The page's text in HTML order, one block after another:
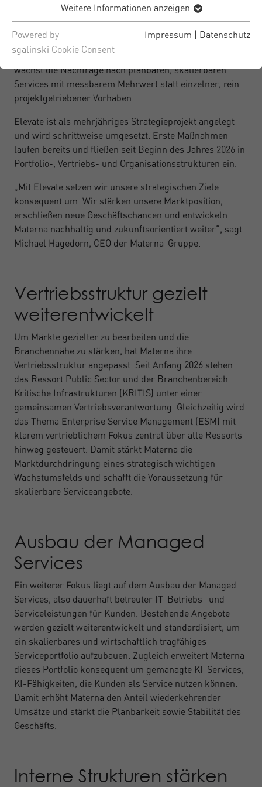
Weitere Informationen anzeigen
Powered by
sgalinski Cookie Consent
Impressum | Datenschutz
technologiegestützte Services anzubieten. Denn viele
Kunden stehen vor der Aufgabe, digitale Lösungen nicht
nur umzusetzen, sondern diese dauerhaft wirtschaftlich,
sicher und zuverlässig zu betreiben. Entsprechend
wächst die Nachfrage nach planbaren, skalierbaren
Services mit messbarem Mehrwert statt einzelner, rein
projektgetriebener Vorhaben.
Elevate ist als mehrjähriges Strategieprojekt angelegt
und wird schrittweise umgesetzt. Erste Maßnahmen
laufen bereits und fließen seit Beginn des Jahres 2026 in
Portfolio-, Vertriebs- und Organisationsstrukturen ein.
„Mit Elevate setzen wir unsere strategischen Ziele
konsequent um. Wir stärken unsere Marktposition,
erschließen neue Geschäftschancen und entwickeln
Materna nachhaltig und zukunftsorientiert weiter“, sagt
Michael Hagedorn, CEO der Materna-Gruppe.
Vertriebsstruktur gezielt
weiterentwickelt
Um Märkte gezielter zu bearbeiten und die
Branchennähe zu stärken, hat Materna ihre
Vertriebsstruktur angepasst. Seit Anfang 2026 stehen
das Ressort Public Sector und der Branchenbereich
Kritische Infrastrukturen (KRITIS) unter einer
gemeinsamen Vertriebsverantwortung. Gleichzeitig wird
das Thema Enterprise Service Management (ESM) mit
klarem vertrieblichem Fokus zentral über alle Ressorts
hinweg gesteuert. Damit stärkt Materna die
Marktdurchdringung eines strategisch wichtigen
Wachstumsfelds und schafft die Voraussetzung für
skalierbare Serviceangebote.
Ausbau der Managed
Services
Ein weiterer Fokus liegt auf dem Ausbau der Managed
Services, also dauerhaft betreuter IT-Betriebs- und
Serviceleistungen für Kunden. Bestehende Angebote
werden gezielt weiterentwickelt und standardisiert, um
ein skalierbares und wirtschaftlich tragfähiges
Serviceportfolio aufzubauen. Zugleich erweitert Materna
dieses Portfolio konsequent um gemanagte KI-Services,
KI-Fähigkeiten, die Kunden als Service nutzen können.
Damit erhöht Materna den Anteil wiederkehrender
Umsätze und stärkt die Planbarkeit sowie Stabilität des
Geschäfts.
Interne Strukturen stärken